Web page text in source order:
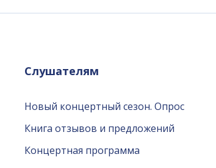
Слушателям
Новый концертный сезон. Опрос
Книга отзывов и предложений
Концертная программа